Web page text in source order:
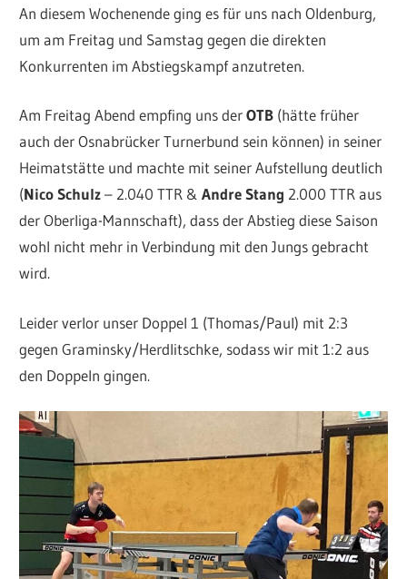
An diesem Wochenende ging es für uns nach Oldenburg,
um am Freitag und Samstag gegen die direkten
Konkurrenten im Abstiegskampf anzutreten.
Am Freitag Abend empfing uns derOTB (hätte früher
auch der Osnabrücker Turnerbund sein können) in seiner
Heimatstätte und machte mit seiner Aufstellung deutlich
(Nico Schulz– 2.040 TTR &Andre Stang 2.000 TTR aus
der Oberliga-Mannschaft), dass der Abstieg diese Saison
wohl nicht mehr in Verbindung mit den Jungs gebracht
wird.
Leider verlor unser Doppel 1 (Thomas/Paul) mit 2:3
gegen Graminsky/Herdlitschke, sodass wir mit 1:2 aus
den Doppeln gingen.